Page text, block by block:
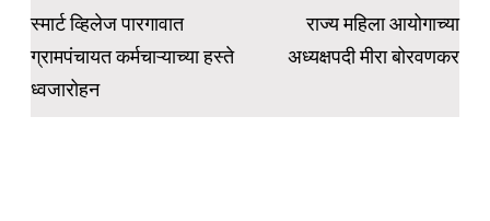
navigation
स्मार्ट व्हिलेज पारगावात
ग्रामपंचायत कर्मचाऱ्याच्या हस्ते
ध्वजारोहन
राज्य महिला आयोगाच्या
अध्यक्षपदी मीरा बोरवणकर